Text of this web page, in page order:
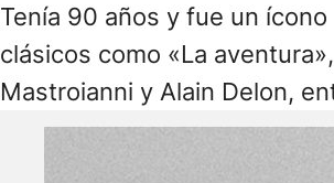
Tenía 90 años y fue un
clásicos como «La
Mastroianni y Alain Delon,